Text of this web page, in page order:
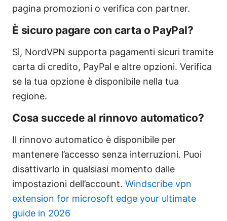
pagina promozioni o verifica con partner.
È sicuro pagare con carta o PayPal?
Sì, NordVPN supporta pagamenti sicuri tramite
carta di credito, PayPal e altre opzioni. Verifica
se la tua opzione è disponibile nella tua
regione.
Cosa succede al rinnovo automatico?
Il rinnovo automatico è disponibile per
mantenere l’accesso senza interruzioni. Puoi
disattivarlo in qualsiasi momento dalle
impostazioni dell’account. Windscribe vpn
extension for microsoft edge your ultimate
guide in 2026